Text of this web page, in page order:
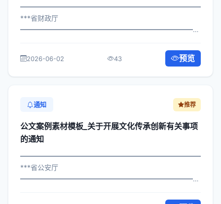
***省财政厅
各直属机构： 为深入贯彻落实习近平总...
2026-06-02 43 预览
通知 推荐
公文案例素材模板_关于开展文化传承创新有关事项
的通知
***省公安厅